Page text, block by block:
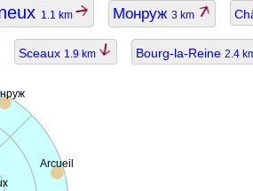
1.1 km Монруж 3 km
Sceaux 1.9 km Bourg-la-Reine 2.4
Arcueil